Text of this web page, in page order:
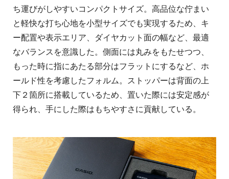
ち運びがしやすいコンパクトサイズ。高品位な佇まい
と軽快な打ち心地を小型サイズでも実現するため、キ
ー配置や表示エリア、ダイヤカット面の幅など、最適
なバランスを意識した。側面には丸みをもたせつつ、
もった時に指にあたる部分はフラットにするなど、ホ
ールド性を考慮したフォルム。ストッパーは背面の上
下２箇所に搭載しているため、置いた際には安定感が
得られ、手にした際はもちやすさに貢献している。